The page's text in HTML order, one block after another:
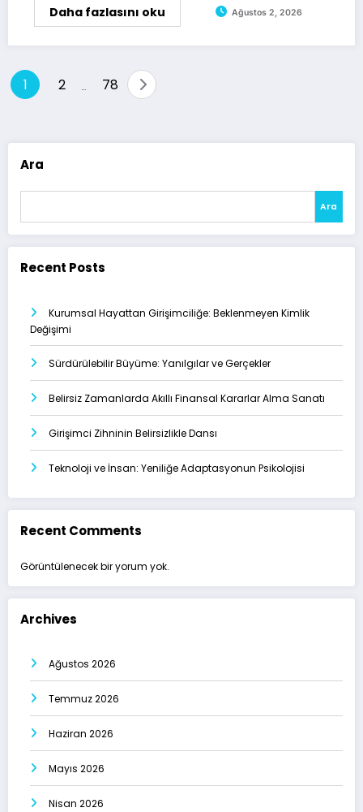
Daha fazlasını oku Ağustos 2, 2026
Yazı
1 2 78
Ara
Ara
Recent Posts
Kurumsal Hayattan Girişimciliğe: Beklenmeyen Kimlik
Değişimi
Sürdürülebilir Büyüme: Yanılgılar ve Gerçekler
Belirsiz Zamanlarda Akıllı Finansal Kararlar Alma Sanatı
Girişimci Zihninin Belirsizlikle Dansı
Teknoloji ve İnsan: Yeniliğe Adaptasyonun Psikolojisi
Recent Comments
Görüntülenecek bir yorum yok.
Archives
Ağustos 2026
Temmuz 2026
Haziran 2026
Mayıs 2026
Nisan 2026